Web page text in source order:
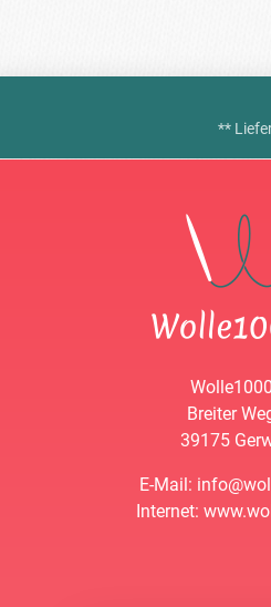
**
Breiter
39175
E-Mail:
Internet: